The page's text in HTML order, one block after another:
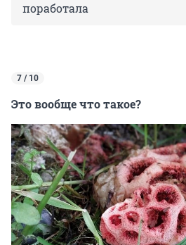
поработала
7 / 10
Это вообще что такое?